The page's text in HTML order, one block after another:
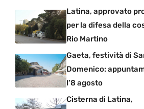
Latina, approvato
per la difesa della
Rio Martino
Gaeta, festività di
Domenico:
l’8 agosto
Cisterna di Latina,